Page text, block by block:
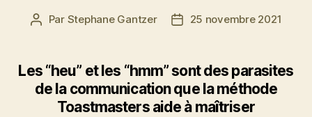
Par Stephane Gantzer 25 novembre 2021
Les “heu” et les “hmm” sont des parasites
de la communication que la méthode
Toastmasters aide à maîtriser